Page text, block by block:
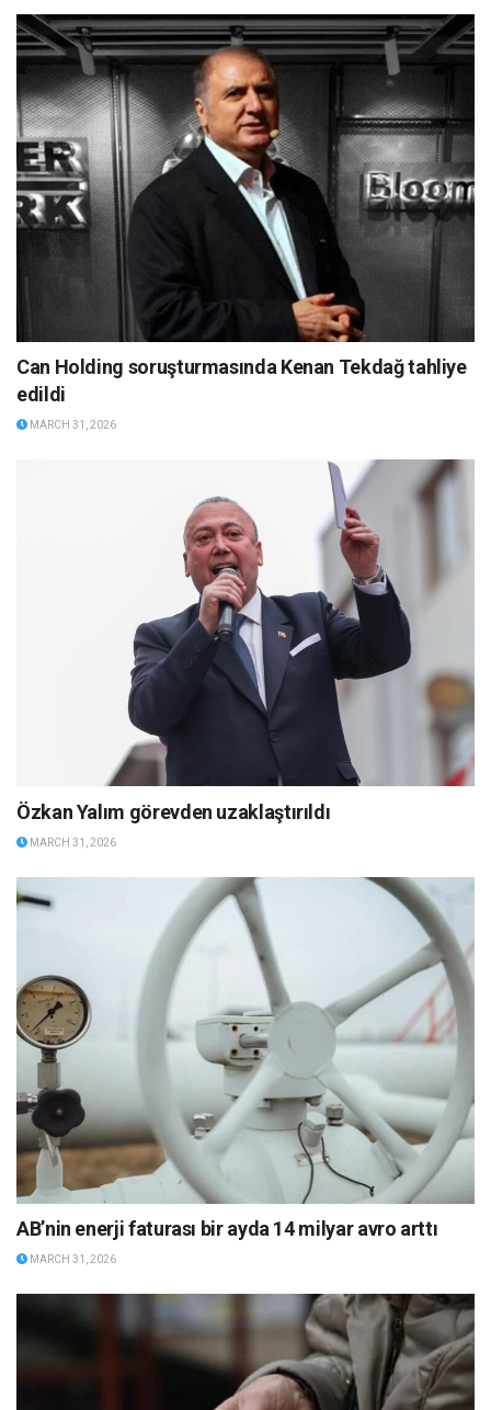
Can Holding soruşturmasında Kenan Tekdağ tahliye
edildi
MARCH 31, 2026
Özkan Yalım görevden uzaklaştırıldı
MARCH 31, 2026
AB’nin enerji faturası bir ayda 14 milyar avro arttı
MARCH 31, 2026